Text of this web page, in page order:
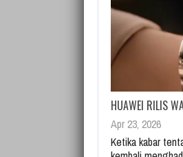
HUAWEI RILIS
Apr 23, 2026
Ketika kabar